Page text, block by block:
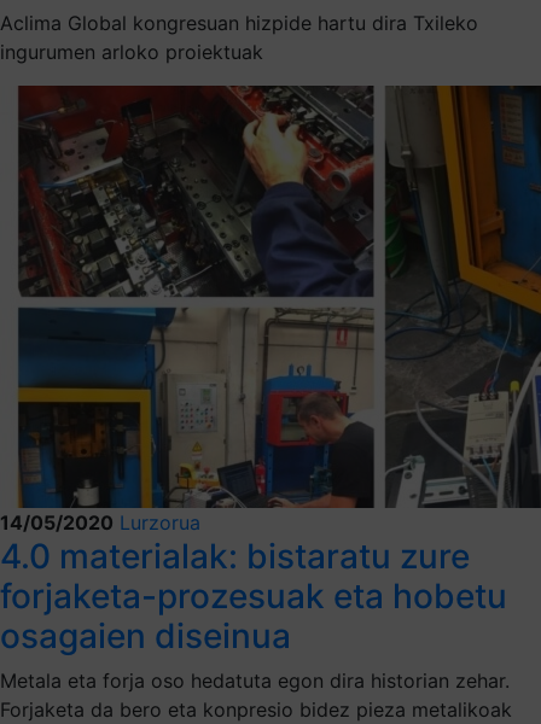
Aclima Global kongresuan hizpide hartu dira Txileko
ingurumen arloko proiektuak
14/05/2020 Lurzorua
4.0 materialak: bistaratu zure
forjaketa-prozesuak eta hobetu
osagaien diseinua
Metala eta forja oso hedatuta egon dira historian zehar.
Forjaketa da bero eta konpresio bidez pieza metalikoak